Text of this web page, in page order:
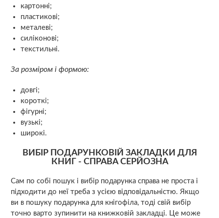
картонні;
пластикові;
металеві;
силіконові;
текстильні.
За розміром і формою:
довгі;
короткі;
фігурні;
вузькі;
широкі.
ВИБІР ПОДАРУНКОВІЙ ЗАКЛАДКИ ДЛЯ
КНИГ - СПРАВА СЕРЙОЗНА
Сам по собі пошук і вибір подарунка справа не проста і
підходити до неї треба з усією відповідальністю. Якщо
ви в пошуку подарунка для кнігофіла, тоді свій вибір
точно варто зупинити на книжковій закладці. Це може